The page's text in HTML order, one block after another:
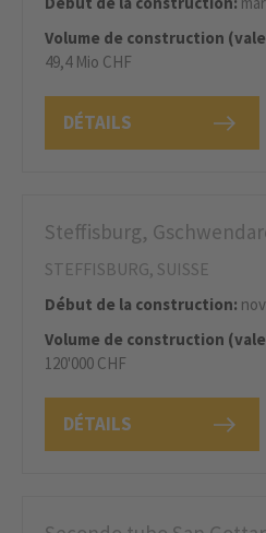
DÉTAILS
Volume de construction
49,4 Mio CHF
DÉTAILS
Steffisburg,
STEFFISBURG, SUISSE
Début de la construction:
Volume de construction
120'000 CHF